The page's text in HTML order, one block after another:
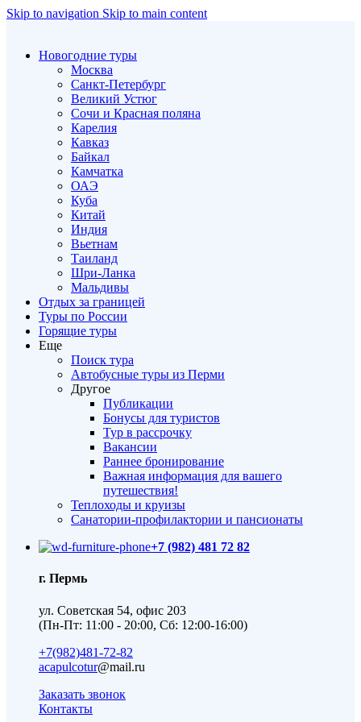
Skip to navigation Skip to main content
Новогодние туры
Москва
Санкт-Петербург
Великий Устюг
Сочи и Красная поляна
Карелия
Кавказ
Байкал
Камчатка
ОАЭ
Куба
Китай
Индия
Вьетнам
Таиланд
Шри-Ланка
Мальдивы
Отдых за границей
Туры по России
Горящие туры
Еще
Поиск тура
Автобусные туры из Перми
Другое
Публикации
Бонусы для туристов
Тур в рассрочку
Вакансии
Раннее бронирование
Важная информация для вашего
путешествия!
Теплоходы и круизы
Санатории-профилактории и пансионаты
+7 (982) 481 72 82
г. Пермь
ул. Советская 54, офис 203
(Пн-Пт: 11:00 - 20:00, Сб: 12:00-16:00)
+7(982)481-72-82
acapulcotur@mail.ru
Заказать звонок
Контакты